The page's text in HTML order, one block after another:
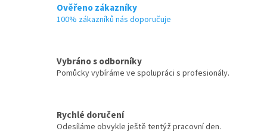
Ověřeno zákazníky
100% zákazníků nás doporučuje
Vybráno s odborníky
Pomůcky vybíráme ve spolupráci s profesionály.
Rychlé doručení
Odesíláme obvykle ještě tentýž pracovní den.